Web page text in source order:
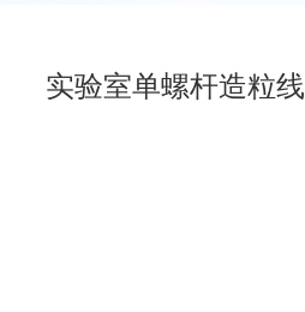
实验室单螺杆造粒线